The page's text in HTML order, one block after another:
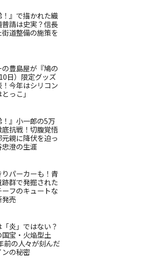
！』で描かれた織
請は史実？信長
道整備の施策を
豊島屋が『鳩の
日）限定グッズ
今年はシリコン
っこ」
！』小一郎の5万
抗戦！切腹覚悟
親に降伏を迫っ
澄の生涯
りパーカーも！青
群で発掘された
フのキュートな
売
炎」ではない？
宝・火焔型土
前の人々が刻んだ
の秘密